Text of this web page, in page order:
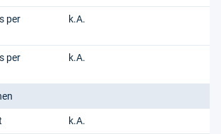
per
k.A.
per
k.A.
k.A.